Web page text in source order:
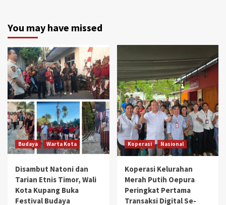
You may have missed
Budaya Warta Kota
Disambut Natoni dan
Tarian Etnis Timor, Wali
Kota Kupang Buka
Festival Budaya
Koperasi Nasional
Koperasi Kelurahan
Merah Putih Oepura
Peringkat Pertama
Transaksi Digital Se-